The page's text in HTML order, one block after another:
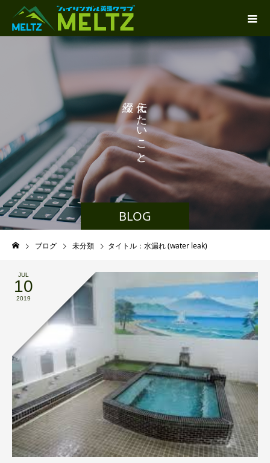
BLOG
え
た
い
こ
と
。
り
ま
す
ブログ 未分類 タイトル：水漏れ (water leak)
JUL
10
2019